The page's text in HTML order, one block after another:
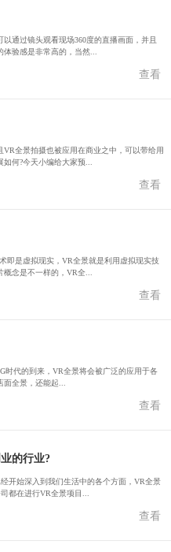
通过镜头观看现场360度的直播画面，并且
验感是非常高的，当然...
查看
全景拍摄也被应用在商业之中，可以带给用
何?今天小编给大家预...
查看
即是虚拟现实，VR全景就是利用虚拟现实技
念是不一样的，VR全...
查看
时代的到来，VR全景将会被广泛的应用于各
全景，还能起...
查看
的行业?
开始深入到我们生活中的各个方面，VR全景
都在进行VR全景项目...
查看